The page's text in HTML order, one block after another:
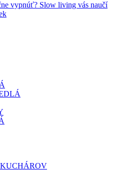
vypnúť? Slow living vás naučí